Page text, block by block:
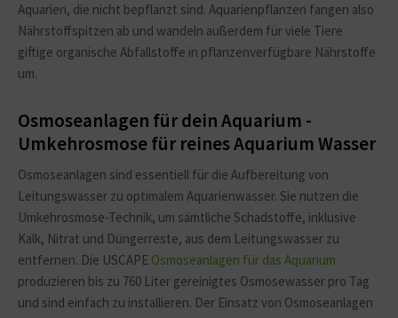
Aquarien, die nicht bepflanzt sind. Aquarienpflanzen fangen also
Nährstoffspitzen ab und wandeln außerdem für viele Tiere
giftige organische Abfallstoffe in pflanzenverfügbare Nährstoffe
um.
Osmoseanlagen für dein Aquarium -
Umkehrosmose für reines Aquarium Wasser
Osmoseanlagen sind essentiell für die Aufbereitung von
Leitungswasser zu optimalem Aquarienwasser. Sie nutzen die
Umkehrosmose-Technik, um sämtliche Schadstoffe, inklusive
Kalk, Nitrat und Düngerreste, aus dem Leitungswasser zu
entfernen. Die USCAPE Osmoseanlagen für das Aquarium
produzieren bis zu 760 Liter gereinigtes Osmosewasser pro Tag
und sind einfach zu installieren. Der Einsatz von Osmoseanlagen